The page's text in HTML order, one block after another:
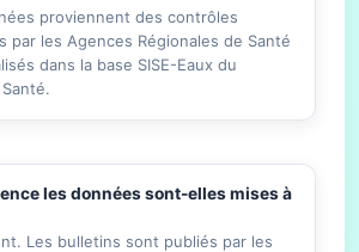
proviennent des contrôles
par les Agences Régionales de Santé
dans la base SISE-Eaux du
les données sont-elles mises à
Les bulletins sont publiés par les